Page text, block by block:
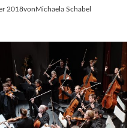
2018von Michaela Schabel